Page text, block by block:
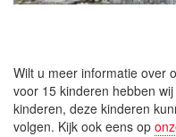
Wilt u meer informatie over
voor 15 kinderen hebben
kinderen, deze kinderen
volgen. Kijk ook eens op